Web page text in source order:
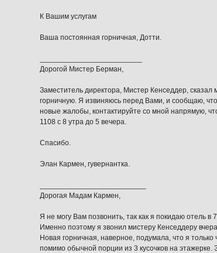
К Вашим услугам
Ваша постоянная горничная, Дотти.
Дорогой Мистер Берман,
Заместитель директора, Мистер Кенседдер,
горничную. Я извиняюсь перед Вами, и сообщаю,
новые жалобы, контактируйте со мной напрямую,
1108 с 8 утра до 5 вечера.
Спасибо.
Элан Кармен, гувернантка.
Дорогая Мадам Кармен,
Я не могу Вам позвонить, так как я покидаю отель
Именно поэтому я звонил мистеру Кенседдеру
Новая горничная, наверное, подумала, что я
помимо обычной порции из 3 кусочков на